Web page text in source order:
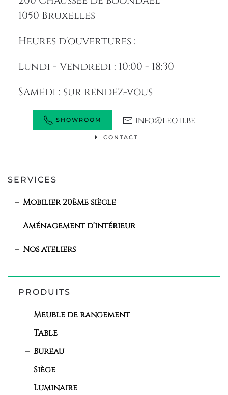
1050 Bruxelles
Heures d'ouvertures :
Lundi - Vendredi : 10:00 - 18:30
Samedi : sur rendez-vous
SHOWROOM info@leoti.be
CONTACT
SERVICES
Mobilier 20ème siècle
Aménagement d'intérieur
Nos ateliers
PRODUITS
Meuble de rangement
Table
Bureau
Siège
Luminaire